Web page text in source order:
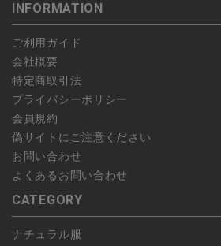
します。
予約商品など一部キャンセルが出来ない
かじめご了承ください。
こちら よりご依頼ください。
INFORMATION
ご利用ガイド
会社概要
特定商取引法
プライバシーポリシー
会員規約
偽サイトにご注意ください
お問い合わせ
よくあるお問い合わせ
CATEGORY
ナチュラル服